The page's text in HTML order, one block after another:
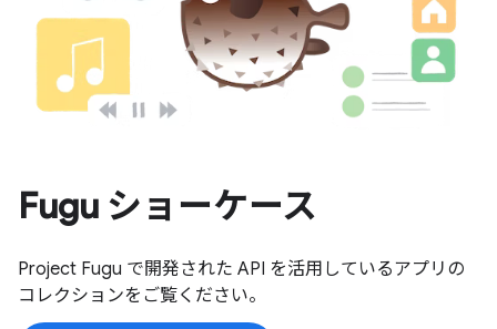
Fugu ショーケース
Project Fugu で開発された API を活用しているアプリの
コレクションをご覧ください。